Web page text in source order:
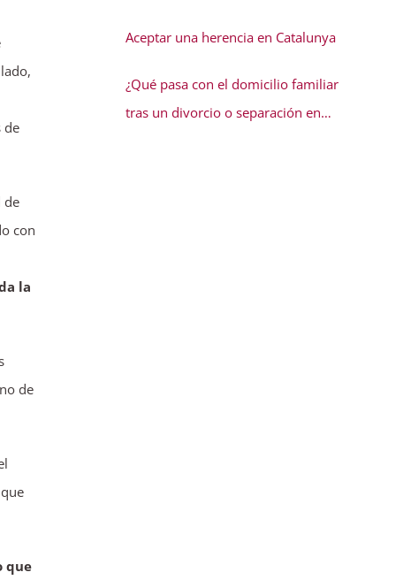
de
de
con
la
de
que
Aceptar una herencia en Catalunya
¿Qué pasa con el domicilio familiar
tras un divorcio o separación en